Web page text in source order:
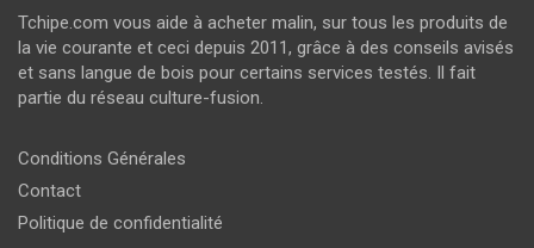
Tchipe.com vous aide à acheter malin, sur tous les produits de
la vie courante et ceci depuis 2011, grâce à des conseils avisés
et sans langue de bois pour certains services testés. Il fait
partie du réseau culture-fusion.
Conditions Générales
Contact
Politique de confidentialité